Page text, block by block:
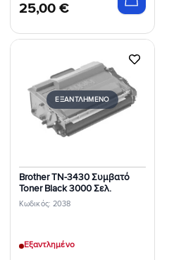
25,00 €
Προσθήκη
στη Λίστα
Επιθυμιών
ΕΞΑΝΤΛΗΜΈΝΟ
Κωδικός: 2038
Brother TN-3430 Συμβατό
Toner Black 3000 Σελ.
Εξαντλημένο